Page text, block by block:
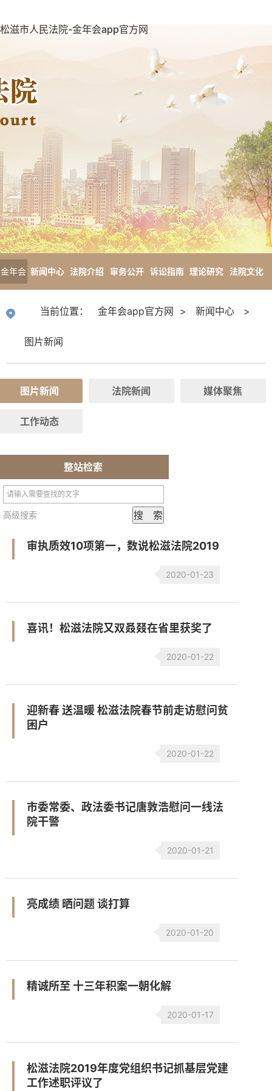
松滋市人民法院-金年会app官方网
金年会
方网
新闻中心 法院介绍 审务公开 诉讼指南 理论研究 法院文化
当前位置： 金年会app官方网 > 新闻中心 >
图片新闻
图片新闻 法院新闻 媒体聚焦
工作动态
整站检索
高级搜索
审执质效10项第一，数说松滋法院2019
2020-01-23
喜讯！松滋法院又双叒叕在省里获奖了
2020-01-22
迎新春 送温暖 松滋法院春节前走访慰问贫
困户
2020-01-22
市委常委、政法委书记唐敦浩慰问一线法
院干警
2020-01-21
亮成绩 晒问题 谈打算
2020-01-20
精诚所至 十三年积案一朝化解
2020-01-17
松滋法院2019年度党组织书记抓基层党建
工作述职评议了